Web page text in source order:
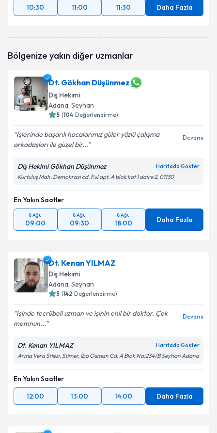
10:30
11:00 11:30 Daha Fazla
Bölgenize yakın diğer uzmanlar
Dt. Gökhan Düşünmez
Diş Hekimi
Adana, Seyhan
5 (104 Değerlendirme)
İşlerinde başarılı hocalarımız güler yüzlü çalışma
arkadaşları ile güzel bir...
Devamı
Diş Hekimi Gökhan Düşünmez Haritada Göster
Kurtuluş Mah. Demokrasi cd. Ful apt. A blok kat 1 daire 2, 01130
En Yakın Saatler
8 Ağu
09:00
8 Ağu
09:30
8 Ağu
18:00 Daha Fazla
Dt. Kenan YILMAZ
Diş Hekimi
Adana, Seyhan
5 (142 Değerlendirme)
İşinde tecrübeli uzman ve işinin ehli bir doktor. Çok
memnun...
Devamı
Dt. Kenan YILMAZ Haritada Göster
Arma Vera Sitesi, Sümer, İbo Osman Cd. A Blok No:234/B Seyhan Adana
En Yakın Saatler
12:00
13:00 14:00 Daha Fazla